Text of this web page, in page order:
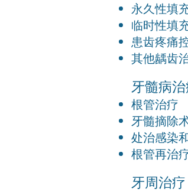
永久性填
临时性填
患齿疼痛
其他龋齿
牙髓病
根管治疗
牙髓摘除
处治感染
根管再治
牙周治